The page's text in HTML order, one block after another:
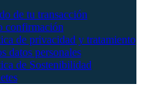
de tu transacción
confirmación
de privacidad y tratamiento
datos personales
de Sostenibilidad